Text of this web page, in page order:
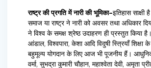
राष्ट्र की प्रगति में नारी की भूमिका–इतिहास
समाज या राष्ट्र ने नारी को अवसर तथा अधिकार
ने विश्व के समक्ष श्रेष्ठ उदाहरण ही प्रस्तुत किया है।
आंडाल, विश्वपारा, केशा आदि विदुषी स्त्रियाँ शिक्षा
बहुमूल्य योगदान के लिए आज भी पूजनीय हैं।
वर्मा, सुभद्रा कुमारी चौहान, महाश्वेता देवी, अमृता